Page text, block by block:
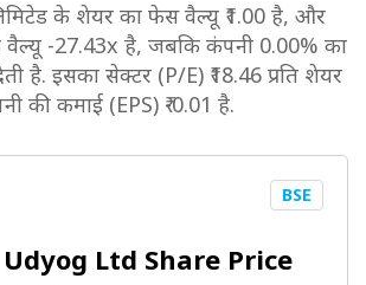
के शेयर का फेस वैल्यू ₹1.00 है, और
वैल्यू -27.43x है, जबकि कंपनी 0.00% का
है. इसका सेक्टर (P/E) ₹18.46 प्रति शेयर
की कमाई (EPS) ₹-0.01 है.
Ltd Share Price
BSE